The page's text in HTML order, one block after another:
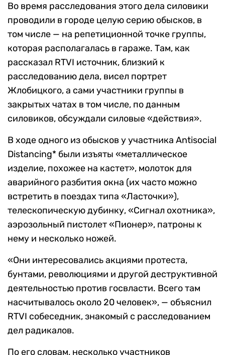
Во время расследования этого дела силовики
проводили в городе целую серию обысков, в
том числе — на репетиционной точке группы,
которая располагалась в гараже. Там, как
рассказал RTVI источник, близкий к
расследованию дела, висел портрет
Жлобицкого, а сами участники группы в
закрытых чатах в том числе, по данным
силовиков, обсуждали силовые «действия».
В ходе одного из обысков у участника Antisocial
Distancing* были изъяты «металлическое
изделие, похожее на кастет», молоток для
аварийного разбития окна (их часто можно
встретить в поездах типа «Ласточки»),
телескопическую дубинку, «Сигнал охотника»,
аэрозольный пистолет «Пионер», патроны к
нему и несколько ножей.
«Они интересовались акциями протеста,
бунтами, революциями и другой деструктивной
деятельностью против госвласти. Всего там
насчитывалось около 20 человек», — объяснил
RTVI собеседник, знакомый с расследованием
дел радикалов.
По его словам, несколько участников